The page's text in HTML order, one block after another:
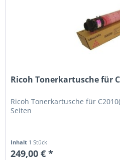
Ricoh Tonerkartusche für
Ricoh Tonerkartusche für
Seiten
Inhalt 1 Stück
249,00 € *